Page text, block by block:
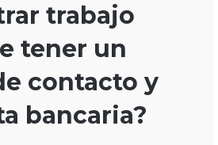
trabajo
tener un
contacto y
bancaria?